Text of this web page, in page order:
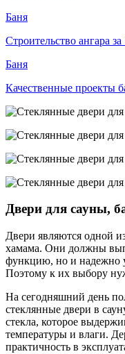
Баня
Строительство ангара
Баня
Качественные проекты
Двери для сауны,
Двери являются одной
хамама. Они должны
функцию, но и надежно
Поэтому к их выбору
На сегодняшний день
стеклянные двери в
стекла, которое
температуры и влаги.
практичность в